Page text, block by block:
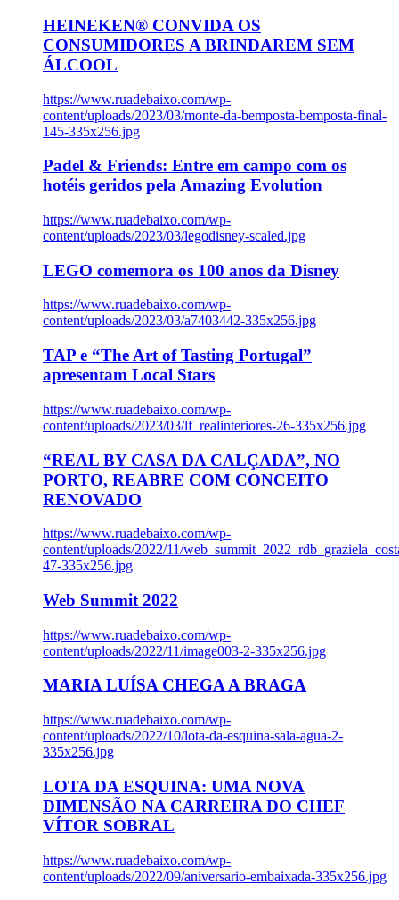
HEINEKEN® CONVIDA OS
CONSUMIDORES A BRINDAREM SEM
ÁLCOOL
https://www.ruadebaixo.com/wp-
content/uploads/2023/03/monte-da-bemposta-bemposta-final-
145-335x256.jpg
Padel & Friends: Entre em campo com os
hotéis geridos pela Amazing Evolution
https://www.ruadebaixo.com/wp-
content/uploads/2023/03/legodisney-scaled.jpg
LEGO comemora os 100 anos da Disney
https://www.ruadebaixo.com/wp-
content/uploads/2023/03/a7403442-335x256.jpg
TAP e “The Art of Tasting Portugal”
apresentam Local Stars
https://www.ruadebaixo.com/wp-
content/uploads/2023/03/lf_realinteriores-26-335x256.jpg
“REAL BY CASA DA CALÇADA”, NO
PORTO, REABRE COM CONCEITO
RENOVADO
https://www.ruadebaixo.com/wp-
content/uploads/2022/11/
47-335x256.jpg
Web Summit 2022
https://www.ruadebaixo.com/wp-
content/uploads/2022/11/image003-2-335x256.jpg
MARIA LUÍSA CHEGA A BRAGA
https://www.ruadebaixo.com/wp-
content/uploads/2022/10/lota-da-esquina-sala-agua-2-
335x256.jpg
LOTA DA ESQUINA: UMA NOVA
DIMENSÃO NA CARREIRA DO CHEF
VÍTOR SOBRAL
https://www.ruadebaixo.com/wp-
content/uploads/2022/09/aniversario-embaixada-335x256.jpg